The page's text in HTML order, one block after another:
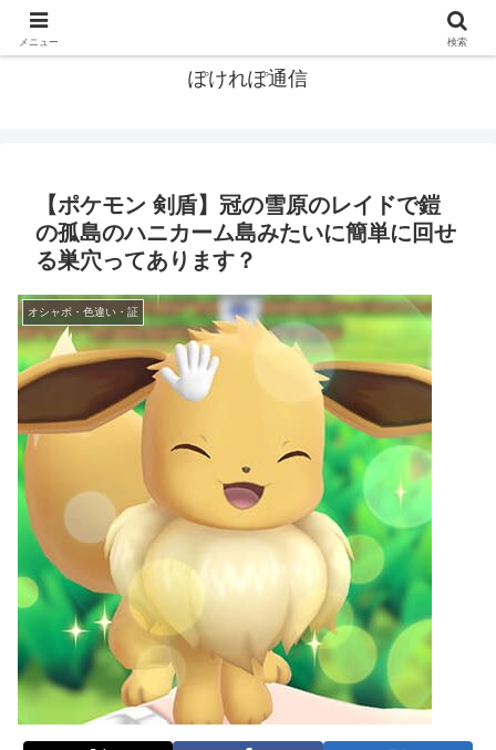
ぽけれぽ通信
【ポケモン 剣盾】冠の雪原のレイドで鎧
の孤島のハニカーム島みたいに簡単に回せ
る巣穴ってあります？
オシャボ・色違い・証
メニュー 検索